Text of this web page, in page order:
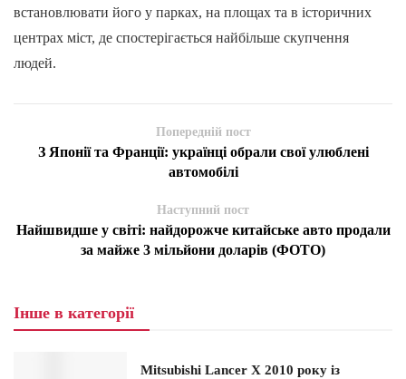
встановлювати його у парках, на площах та в історичних
центрах міст, де спостерігається найбільше скупчення
людей.
Попередній пост
З Японії та Франції: українці обрали свої улюблені
автомобілі
Наступний пост
Найшвидше у світі: найдорожче китайське авто продали
за майже 3 мільйони доларів (ФОТО)
Інше в категорії
Mitsubishi Lancer X 2010 року із